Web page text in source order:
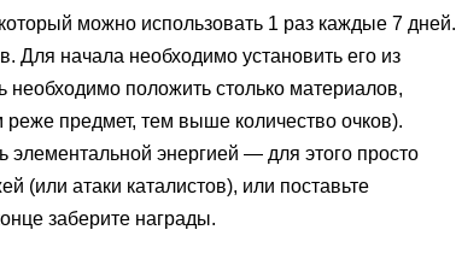
можно использовать 1 раз каждые 7 дней.
Для начала необходимо установить его из
необходимо положить столько материалов,
предмет, тем выше количество очков).
энергией — для этого просто
(или атаки каталистов), или поставьте
заберите награды.